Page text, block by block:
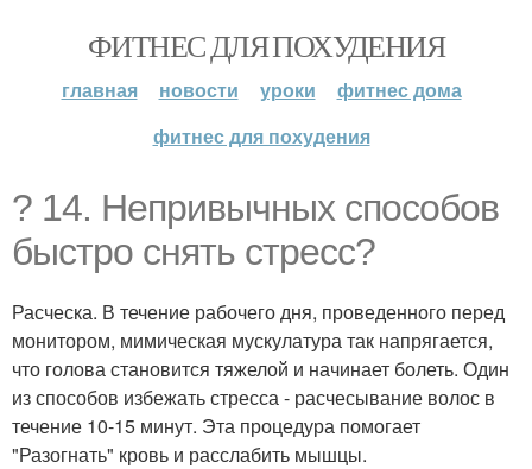
ФИТНЕС ДЛЯ ПОХУДЕНИЯ
главная новости уроки
фитнес дома
фитнес для похудения
? 14. Непривычных способов
быстро снять стресс?
Расческа. В течение рабочего дня, проведенного перед
монитором, мимическая мускулатура так напрягается,
что голова становится тяжелой и начинает болеть. Один
из способов избежать стресса - расчесывание волос в
течение 10-15 минут. Эта процедура помогает
"Разогнать" кровь и расслабить мышцы.